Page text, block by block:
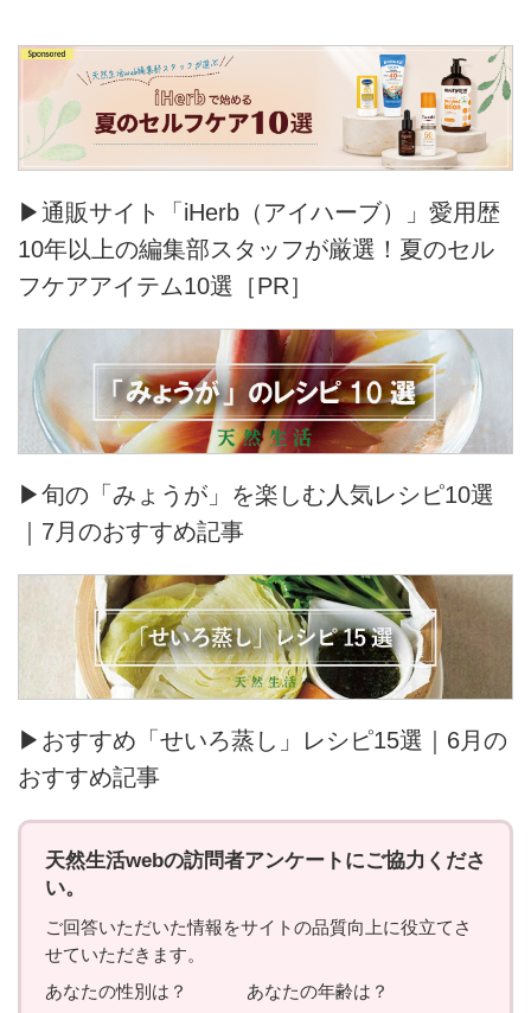
▶通販サイト「iHerb（アイハーブ）」愛用歴
10年以上の編集部スタッフが厳選！夏のセル
フケアアイテム10選［PR］
▶旬の「みょうが」を楽しむ人気レシピ10選
｜7月のおすすめ記事
▶おすすめ「せいろ蒸し」レシピ15選｜6月の
おすすめ記事